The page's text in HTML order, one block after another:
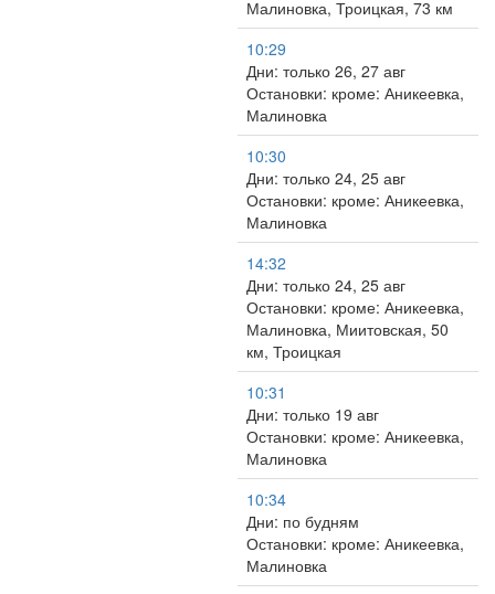
Малиновка, Троицкая, 73 км
10:29
Дни: только 26, 27 авг
Остановки: кроме: Аникеевка,
Малиновка
10:30
Дни: только 24, 25 авг
Остановки: кроме: Аникеевка,
Малиновка
14:32
Дни: только 24, 25 авг
Остановки: кроме: Аникеевка,
Малиновка, Миитовская, 50
км, Троицкая
10:31
Дни: только 19 авг
Остановки: кроме: Аникеевка,
Малиновка
10:34
Дни: по будням
Остановки: кроме: Аникеевка,
Малиновка